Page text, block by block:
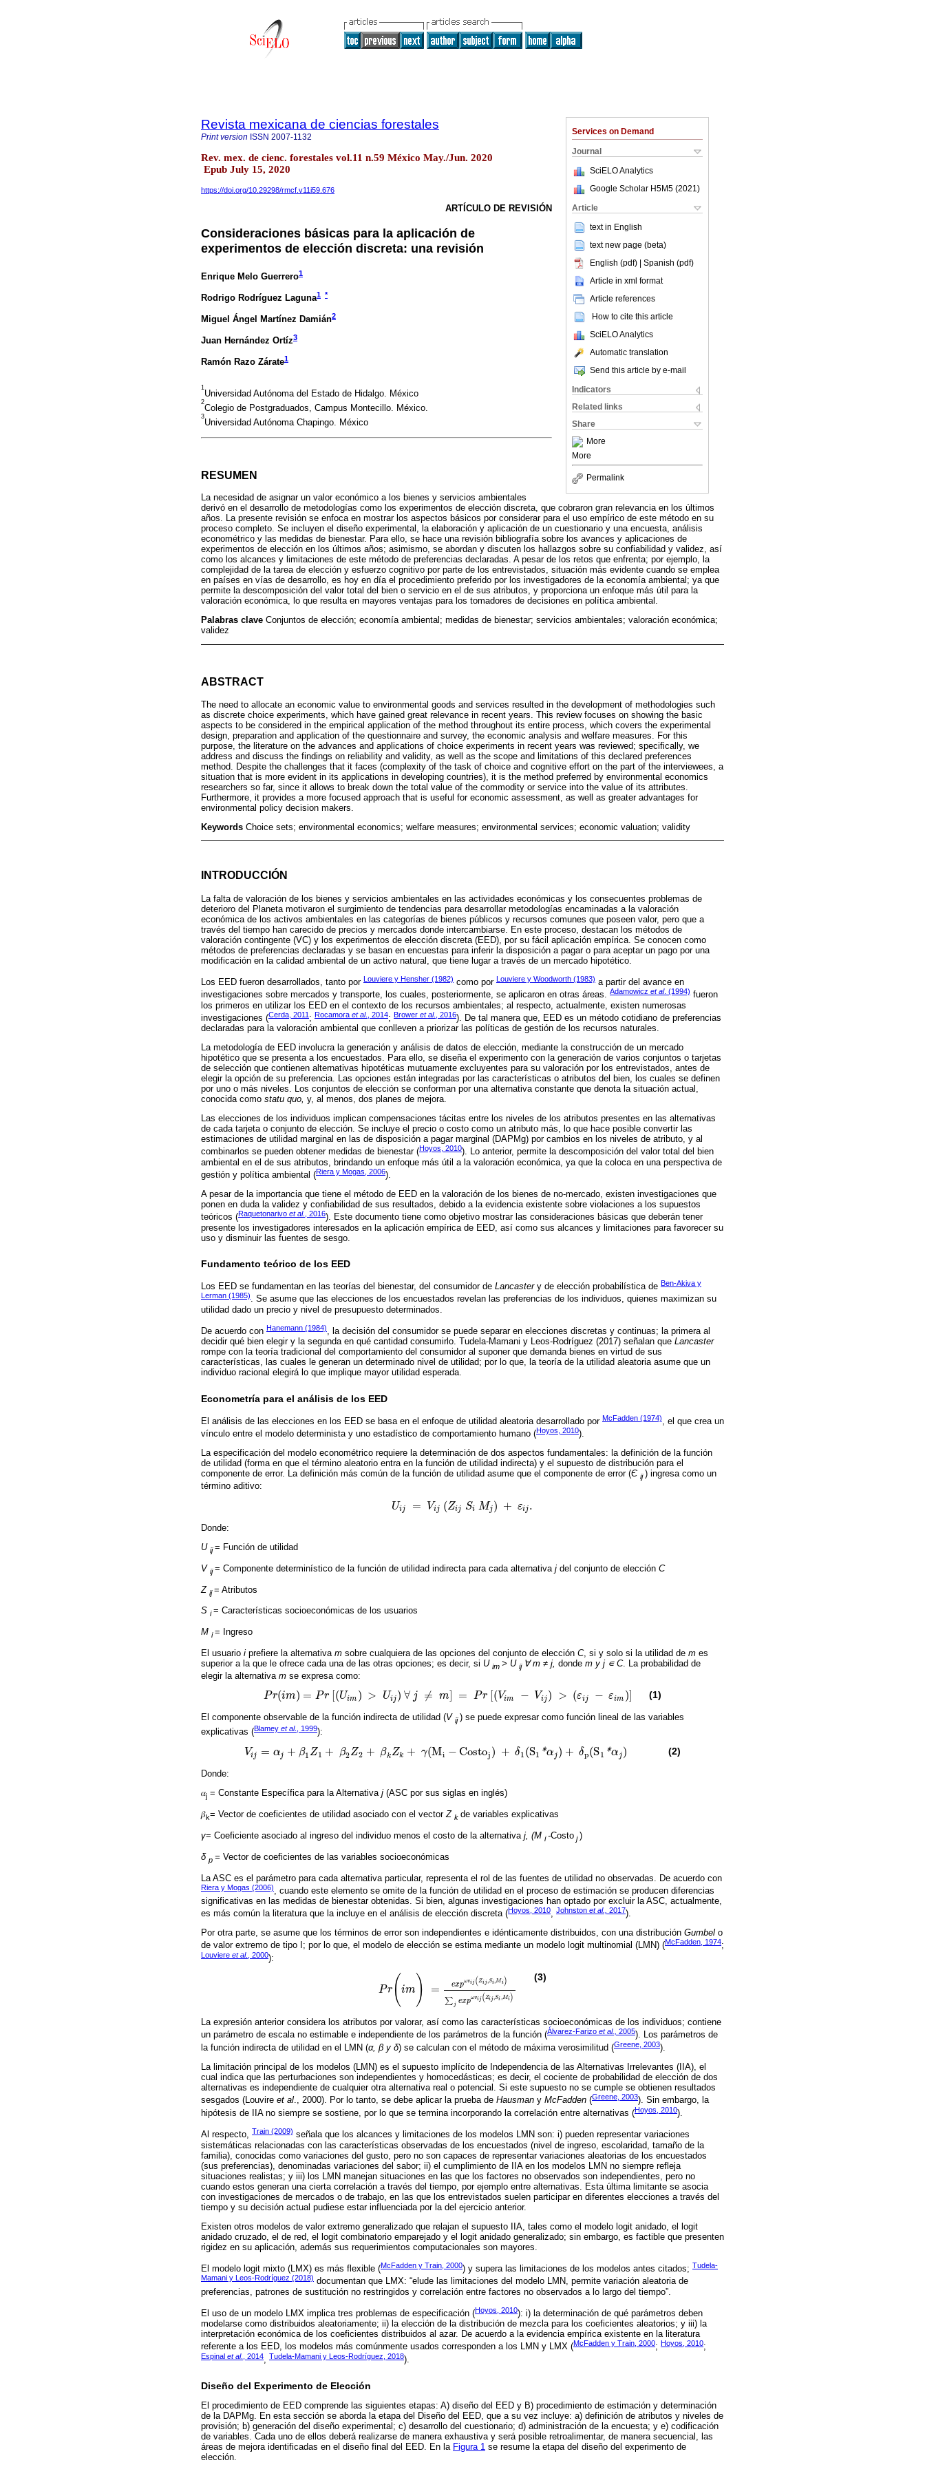
Services on Demand
Journal
SciELO Analytics
Google Scholar H5M5 (2021 )
Article
text in English
text new page (beta)
English (pdf) | Spanish (pdf)
Article in xml format
Article references
How to cite this article
SciELO Analytics
Automatic translation
Send this article by e-mail
Indicators
Related links
Share
More
More
Permalink
Revista mexicana de ciencias forestales
Print version ISSN 2007-1132
Rev. mex. de cienc. forestales vol.11 n.59 México May./Jun. 2020
Epub July 15, 2020
https://doi.org/10.29298/rmcf.v11i59.676
ARTÍCULO DE REVISIÓN
Consideraciones básicas para la aplicación de
experimentos de elección discreta: una revisión
Enrique Melo Guerrero1
Rodrigo Rodríguez Laguna1 *
Miguel Ángel Martínez Damián2
Juan Hernández Ortíz3
Ramón Razo Zárate1
1
Universidad Autónoma del Estado de Hidalgo. México
2
Colegio de Postgraduados, Campus Montecillo. México.
3
Universidad Autónoma Chapingo. México
RESUMEN
La necesidad de asignar un valor económico a los bienes y servicios ambientales
derivó en el desarrollo de metodologías como los experimentos de elección discreta, que cobraron gran relevancia en los últimos
años. La presente revisión se enfoca en mostrar los aspectos básicos por considerar para el uso empírico de este método en su
proceso completo. Se incluyen el diseño experimental, la elaboración y aplicación de un cuestionario y una encuesta, análisis
econométrico y las medidas de bienestar. Para ello, se hace una revisión bibliografía sobre los avances y aplicaciones de
experimentos de elección en los últimos años; asimismo, se abordan y discuten los hallazgos sobre su confiabilidad y validez, así
como los alcances y limitaciones de este método de preferencias declaradas. A pesar de los retos que enfrenta; por ejemplo, la
complejidad de la tarea de elección y esfuerzo cognitivo por parte de los entrevistados, situación más evidente cuando se emplea
en países en vías de desarrollo, es hoy en día el procedimiento preferido por los investigadores de la economía ambiental; ya que
permite la descomposición del valor total del bien o servicio en el de sus atributos, y proporciona un enfoque más útil para la
valoración económica, lo que resulta en mayores ventajas para los tomadores de decisiones en política ambiental.
Palabras clave Conjuntos de elección; economía ambiental; medidas de bienestar; servicios ambientales; valoración económica;
validez
ABSTRACT
The need to allocate an economic value to environmental goods and services resulted in the development of methodologies such
as discrete choice experiments, which have gained great relevance in recent years. This review focuses on showing the basic
aspects to be considered in the empirical application of the method throughout its entire process, which covers the experimental
design, preparation and application of the questionnaire and survey, the economic analysis and welfare measures. For this
purpose, the literature on the advances and applications of choice experiments in recent years was reviewed; specifically, we
address and discuss the findings on reliability and validity, as well as the scope and limitations of this declared preferences
method. Despite the challenges that it faces (complexity of the task of choice and cognitive effort on the part of the interviewees, a
situation that is more evident in its applications in developing countries), it is the method preferred by environmental economics
researchers so far, since it allows to break down the total value of the commodity or service into the value of its attributes.
Furthermore, it provides a more focused approach that is useful for economic assessment, as well as greater advantages for
environmental policy decision makers.
Keywords Choice sets; environmental economics; welfare measures; environmental services; economic valuation; validity
INTRODUCCIÓN
La falta de valoración de los bienes y servicios ambientales en las actividades económicas y los consecuentes problemas de
deterioro del Planeta motivaron el surgimiento de tendencias para desarrollar metodologías encaminadas a la valoración
económica de los activos ambientales en las categorías de bienes públicos y recursos comunes que poseen valor, pero que a
través del tiempo han carecido de precios y mercados donde intercambiarse. En este proceso, destacan los métodos de
valoración contingente (VC) y los experimentos de elección discreta (EED), por su fácil aplicación empírica. Se conocen como
métodos de preferencias declaradas y se basan en encuestas para inferir la disposición a pagar o para aceptar un pago por una
modificación en la calidad ambiental de un activo natural, que tiene lugar a través de un mercado hipotético.
Los EED fueron desarrollados, tanto por Louviere y Hensher (1982) como por Louviere y Woodworth (1983) a partir del avance en
investigaciones sobre mercados y transporte, los cuales, posteriormente, se aplicaron en otras áreas. Adamowicz et al. (1994) fueron
los primeros en utilizar los EED en el contexto de los recursos ambientales; al respecto, actualmente, existen numerosas
investigaciones (Cerda, 2011 ; Rocamora et al., 2014; Brower et al., 2016). De tal manera que, EED es un método cotidiano de preferencias
declaradas para la valoración ambiental que conlleven a priorizar las políticas de gestión de los recursos naturales.
La metodología de EED involucra la generación y análisis de datos de elección, mediante la construcción de un mercado
hipotético que se presenta a los encuestados. Para ello, se diseña el experimento con la generación de varios conjuntos o tarjetas
de selección que contienen alternativas hipotéticas mutuamente excluyentes para su valoración por los entrevistados, antes de
elegir la opción de su preferencia. Las opciones están integradas por las características o atributos del bien, los cuales se definen
por uno o más niveles. Los conjuntos de elección se conforman por una alternativa constante que denota la situación actual,
conocida como statu quo, y, al menos, dos planes de mejora.
Las elecciones de los individuos implican compensaciones tácitas entre los niveles de los atributos presentes en las alternativas
de cada tarjeta o conjunto de elección. Se incluye el precio o costo como un atributo más, lo que hace posible convertir las
estimaciones de utilidad marginal en las de disposición a pagar marginal (DAPMg) por cambios en los niveles de atributo, y al
combinarlos se pueden obtener medidas de bienestar (Hoyos, 2010). Lo anterior, permite la descomposición del valor total del bien
ambiental en el de sus atributos, brindando un enfoque más útil a la valoración económica, ya que la coloca en una perspectiva de
gestión y política ambiental (Riera y Mogas, 2006).
A pesar de la importancia que tiene el método de EED en la valoración de los bienes de no-mercado, existen investigaciones que
ponen en duda la validez y confiabilidad de sus resultados, debido a la evidencia existente sobre violaciones a los supuestos
teóricos (Raquetonarivo et al. , 2016). Este documento tiene como objetivo mostrar las consideraciones básicas que deberán tener
presente los investigadores interesados en la aplicación empírica de EED, así como sus alcances y limitaciones para favorecer su
uso y disminuir las fuentes de sesgo.
Fundamento teórico de los EED
Los EED se fundamentan en las teorías del bienestar, del consumidor de Lancastery de elección probabilística de Ben-Akiva y
Lerman (1985). Se asume que las elecciones de los encuestados revelan las preferencias de los individuos, quienes maximizan su
utilidad dado un precio y nivel de presupuesto determinados.
De acuerdo con Hanemann (1984), la decisión del consumidor se puede separar en elecciones discretas y continuas; la primera al
decidir qué bien elegir y la segunda en qué cantidad consumirlo. Tudela-Mamani y Leos-Rodríguez (2017) señalan que Lancaster
rompe con la teoría tradicional del comportamiento del consumidor al suponer que demanda bienes en virtud de sus
características, las cuales le generan un determinado nivel de utilidad; por lo que, la teoría de la utilidad aleatoria asume que un
individuo racional elegirá lo que implique mayor utilidad esperada.
Econometría para el análisis de los EED
El análisis de las elecciones en los EED se basa en el enfoque de utilidad aleatoria desarrollado por McFadden (1974)
, el que crea un
vínculo entre el modelo determinista y uno estadístico de comportamiento humano (Hoyos, 2010).
La especificación del modelo econométrico requiere la determinación de dos aspectos fundamentales: la definición de la función
de utilidad (forma en que el término aleatorio entra en la función de utilidad indirecta) y el supuesto de distribución para el
componente de error. La definición más común de la función de utilidad asume que el componente de error (Є ij ) ingresa como un
término aditivo:
Uij = Vij (Zij Si Mj) + εij.
Uij = Vi (Zij Si M ) + εij.
Donde:
U ij = Función de utilidad
V ij = Componente determinístico de la función de utilidad indirecta para cada alternativa j del conjunto de elección C
Z ij = Atributos
S i = Características socioeconómicas de los usuarios
M i = Ingreso
El usuario i prefiere la alternativa m sobre cualquiera de las opciones del conjunto de elección C, si y solo si la utilidad de m es
superior a la que le ofrece cada una de las otras opciones; es decir, si U im > U ij ∀ m ≠ j, donde m y j ∊ C. La probabilidad de
elegir la alternativa m se expresa como:
Pr(im) = Pr (Uim ) > Uij) ∀ j ≠ m = Pr (Vim − Vij) > (εij − εim )
Pr(im)= P r [( Uim > Uij ) ∀ j m] = Pr (V m - ij) > (εij - εim) (1)
El componente observable de la función indirecta de utilidad (V ij ) se puede expresar como función lineal de las variables
explicativas (Blamey et al., 1999):
Vij = αj + β1 Z1 + β2Z2 + βk Zk + γ(Mi − Costoj ) + δ1 (S1 *αj) + δp(S1 *αj )
Vij= αj+ β1 Z1 + β 2Z 2+ βkZk+ γ(Mi-Cos oj) + δ1(S1* αj)+ δp( S 1*α ) (2)
Donde:
𝛼j = Constante Específica para la Alternativa j (ASC por sus siglas en inglés)
𝛽k= Vector de coeficientes de utilidad asociado con el vectorZ k de variables explicativas
γ= Coeficiente asociado al ingreso del individuo menos el costo de la alternativa j, (M i -Costo j )
δ p = Vector de coeficientes de las variables socioeconómicas
La ASC es el parámetro para cada alternativa particular, representa el rol de las fuentes de utilidad no observadas. De acuerdo con
Riera y Mogas (2006)
, cuando este elemento se omite de la función de utilidad en el proceso de estimación se producen diferencias
significativas en las medidas de bienestar obtenidas. Si bien, algunas investigaciones han optado por excluir la ASC, actualmente,
es más común la literatura que la incluye en el análisis de elección discreta (Hoyos, 2010, Johnston et al., 2017).
Por otra parte, se asume que los términos de error son independientes e idénticamente distribuidos, con una distribución Gumbel o
de valor extremo de tipo I; por lo que, el modelo de elección se estima mediante un modelo logit multinomial (LMN) (McFadden, 1974;
Louviere et al., 2000):
Pr( im ) = exp
ωvij (Zij, Si Mi)
∑ j exp
ωvij(Zij ,Si Mi)
Pr(i m) =e x ωv ij(Zij,Si,Mi)∑jexpω
(3)
La expresión anterior considera los atributos por valorar, así como las características socioeconómicas de los individuos; contiene
un parámetro de escala no estimable e independiente de los parámetros de la función (Álvarez-Farizo et al., 2005). Los parámetros de
la función indirecta de utilidad en el LMN (α, β y δ) se calculan con el método de máxima verosimilitud (Greene, 2003).
La limitación principal de los modelos (LMN) es el supuesto implícito de Independencia de las Alternativas Irrelevantes (IIA), el
cual indica que las perturbaciones son independientes y homocedásticas; es decir, el cociente de probabilidad de elección de dos
alternativas es independiente de cualquier otra alternativa real o potencial. Si este supuesto no se cumple se obtienen resultados
sesgados (Louvire et al., 2000). Por lo tanto, se debe aplicar la prueba de Hausman y McFadden (Greene, 2003). Sin embargo, la
hipótesis de IIA no siempre se sostiene, por lo que se termina incorporando la correlación entre alternativas (Hoyos, 2010).
Al respecto, Train (2009) señala que los alcances y limitaciones de los modelos LMN son: i) pueden representar variaciones
sistemáticas relacionadas con las características observadas de los encuestados (nivel de ingreso, escolaridad, tamaño de la
familia), conocidas como variaciones del gusto, pero no son capaces de representar variaciones aleatorias de los encuestados
(sus preferencias), denominadas variaciones del sabor; ii) el cumplimiento de IIA en los modelos LMN no siempre refleja
situaciones realistas; y iii) los LMN manejan situaciones en las que los factores no observados son independientes, pero no
cuando estos generan una cierta correlación a través del tiempo, por ejemplo entre alternativas. Esta última limitante se asocia
con investigaciones de mercados o de trabajo, en las que los entrevistados suelen participar en diferentes elecciones a través del
tiempo y su decisión actual pudiese estar influenciada por la del ejercicio anterior.
Existen otros modelos de valor extremo generalizado que relajan el supuesto IIA, tales como el modelo logit anidado, el logit
anidado cruzado, el de red, el logit combinatorio emparejado y el logit anidado generalizado; sin embargo, es factible que presenten
rigidez en su aplicación, además sus requerimientos computacionales son mayores.
El modelo logit mixto (LMX) es más flexible (McFadden y Train, 2000) y supera las limitaciones de los modelos antes citados; Tudela-
Mamani y Leos-Rodríguez (2018) documentan que LMX: “elude las limitaciones del modelo LMN, permite variación aleatoria de
preferencias, patrones de sustitución no restringidos y correlación entre factores no observados a lo largo del tiempo”.
El uso de un modelo LMX implica tres problemas de especificación (Hoyos, 2010): i) la determinación de qué parámetros deben
modelarse como distribuidos aleatoriamente; ii) la elección de la distribución de mezcla para los coeficientes aleatorios; y iii) la
interpretación económica de los coeficientes distribuidos al azar. De acuerdo a la evidencia empírica existente en la literatura
referente a los EED, los modelos más comúnmente usados corresponden a los LMN y LMX (McFadden y Train, 2000; Hoyos, 2010;
Espinal et al., 2014, Tudela-Mamani y Leos-Rodríguez, 2018).
Diseño del Experimento de Elección
El procedimiento de EED comprende las siguientes etapas: A) diseño del EED y B) procedimiento de estimación y determinación
de la DAPMg. En esta sección se aborda la etapa del Diseño del EED, que a su vez incluye: a) definición de atributos y niveles de
provisión; b) generación del diseño experimental; c) desarrollo del cuestionario; d) administración de la encuesta; y e) codificación
de variables. Cada uno de ellos deberá realizarse de manera exhaustiva y será posible retroalimentar, de manera secuencial, las
áreas de mejora identificadas en el diseño final del EED. En la Figura 1 se resume la etapa del diseño del experimento de
elección.